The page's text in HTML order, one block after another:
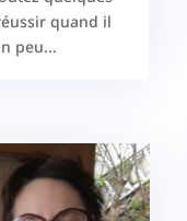
quand il
peu...